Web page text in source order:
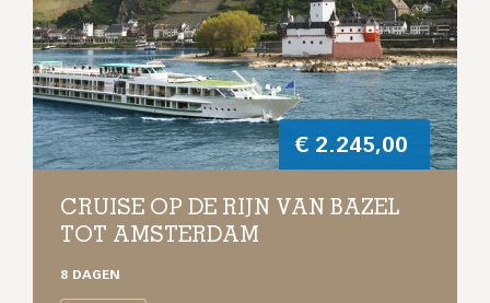
€ 2.245,00
CRUISE OP DE RIJN VAN BAZEL
TOT AMSTERDAM
8 DAGEN